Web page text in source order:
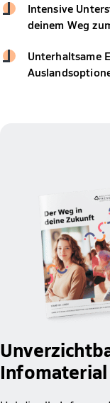
Intensive
deinem Weg
Unterhaltsame
Infomaterial